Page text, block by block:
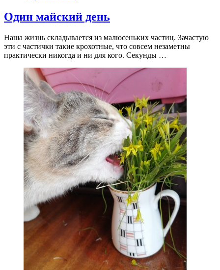
Один майский день
Наша жизнь складывается из малюсеньких частиц. Зачастую
эти с частички такие крохотные, что совсем незаметны
практически никогда и ни для кого. Секунды …